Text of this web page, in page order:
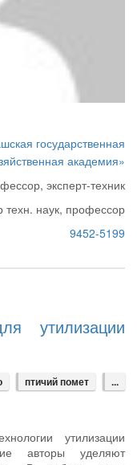
государственная
академия»
эксперт-техник
техн. наук, профессор
9452-5199
утилизации
птичий помет ...
утилизации
авторы уделяют